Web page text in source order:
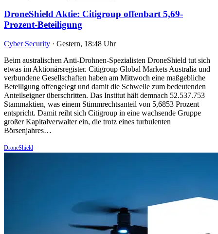
DroneShield Aktie: Citigroup offenbart 5,69-
Prozent-Beteiligung
Cyber Security · Gestern, 18:48 Uhr
Beim australischen Anti-Drohnen-Spezialisten DroneShield tut sich
etwas im Aktionärsregister. Citigroup Global Markets Australia und
verbundene Gesellschaften haben am Mittwoch eine maßgebliche
Beteiligung offengelegt und damit die Schwelle zum bedeutenden
Anteilseigner überschritten. Das Institut hält demnach 52.537.753
Stammaktien, was einem Stimmrechtsanteil von 5,6853 Prozent
entspricht. Damit reiht sich Citigroup in eine wachsende Gruppe
großer Kapitalverwalter ein, die trotz eines turbulenten
Börsenjahres…
DroneShield